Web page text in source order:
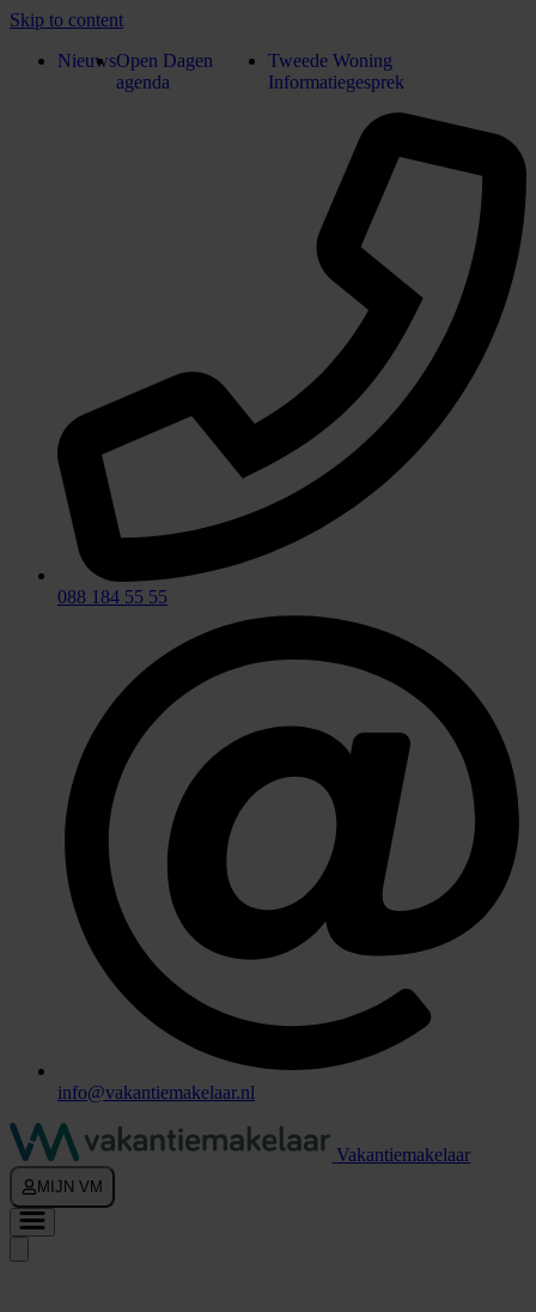
Skip to content
NieuwsOpen Dagen
agenda
Tweede Woning
Informatiegesprek
088 184 55 55
info@vakantiemakelaar.nl
Vakantiemakelaar
MIJN VM